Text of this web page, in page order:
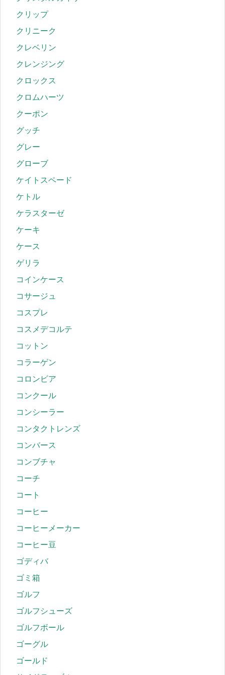
クリップ
クリニーク
クレベリン
クレンジング
クロックス
クロムハーツ
クーポン
グッチ
グレー
グローブ
ケイトスペード
ケトル
ケラスターゼ
ケーキ
ケース
ゲリラ
コインケース
コサージュ
コスプレ
コスメデコルテ
コットン
コラーゲン
コロンビア
コンクール
コンシーラー
コンタクトレンズ
コンバース
コンブチャ
コーチ
コート
コーヒー
コーヒーメーカー
コーヒー豆
ゴディバ
ゴミ箱
ゴルフ
ゴルフシューズ
ゴルフボール
ゴーグル
ゴールド